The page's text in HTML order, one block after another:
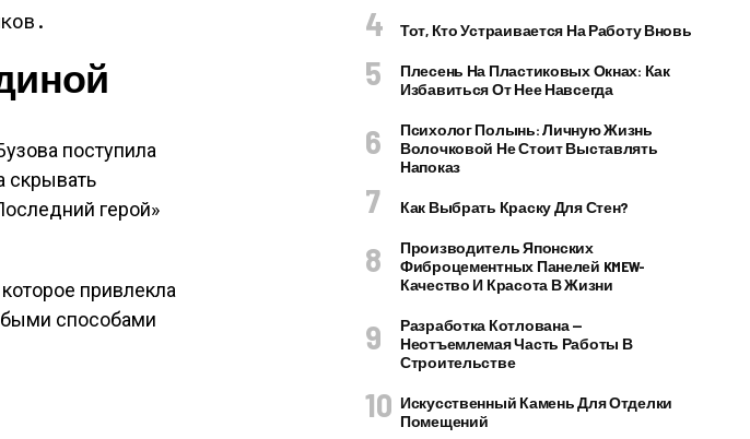
поступила
скрывать
герой»
привлекла
способами
Тот, Кто Устраивается На Работу Вновь
Плесень На Пластиковых Окнах: Как
Избавиться От Нее Навсегда
Психолог Полынь: Личную Жизнь
Волочковой Не Стоит Выставлять
Напоказ
Как Выбрать Краску Для Стен?
Производитель Японских
Фиброцементных Панелей KMEW-
Качество И Красота В Жизни
Разработка Котлована —
Неотъемлемая Часть Работы В
Строительстве
Искусственный Камень Для Отделки
Помещений